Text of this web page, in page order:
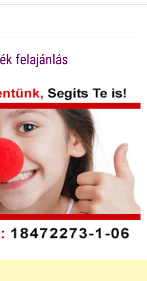
felajánlás